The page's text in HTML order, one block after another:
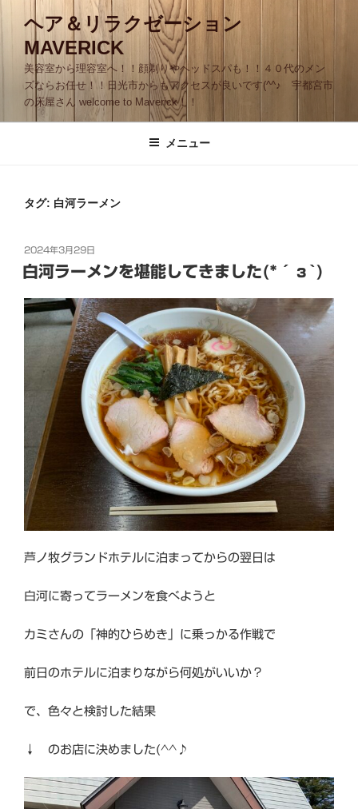
ス
ヘア＆リラクゼーション
MAVERICK
美容室から理容室へ！！顔剃りやヘッドスパも！！４０代のメン
ズならお任せ！！日光市からもアクセスが良いです(^^♪ 宇都宮市
の床屋さん welcome to Maverick！！
メニュー
タグ: 白河ラーメン
投
稿
日:
2024年3月29日
白河ラーメンを堪能してきました(*´з`)
芦ノ牧グランドホテルに泊まってからの翌日は
白河に寄ってラーメンを食べようと
カミさんの「神的ひらめき」に乗っかる作戦で
前日のホテルに泊まりながら何処がいいか？
で、色々と検討した結果
↓ のお店に決めました(^^♪